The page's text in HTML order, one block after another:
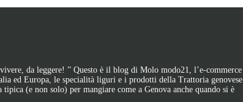
da leggere! ” Questo è il blog di Molo modo21, l’e-commerce
ed Europa, le specialità liguri e i prodotti della Trattoria genovese
(e non solo) per mangiare come a Genova anche quando si è